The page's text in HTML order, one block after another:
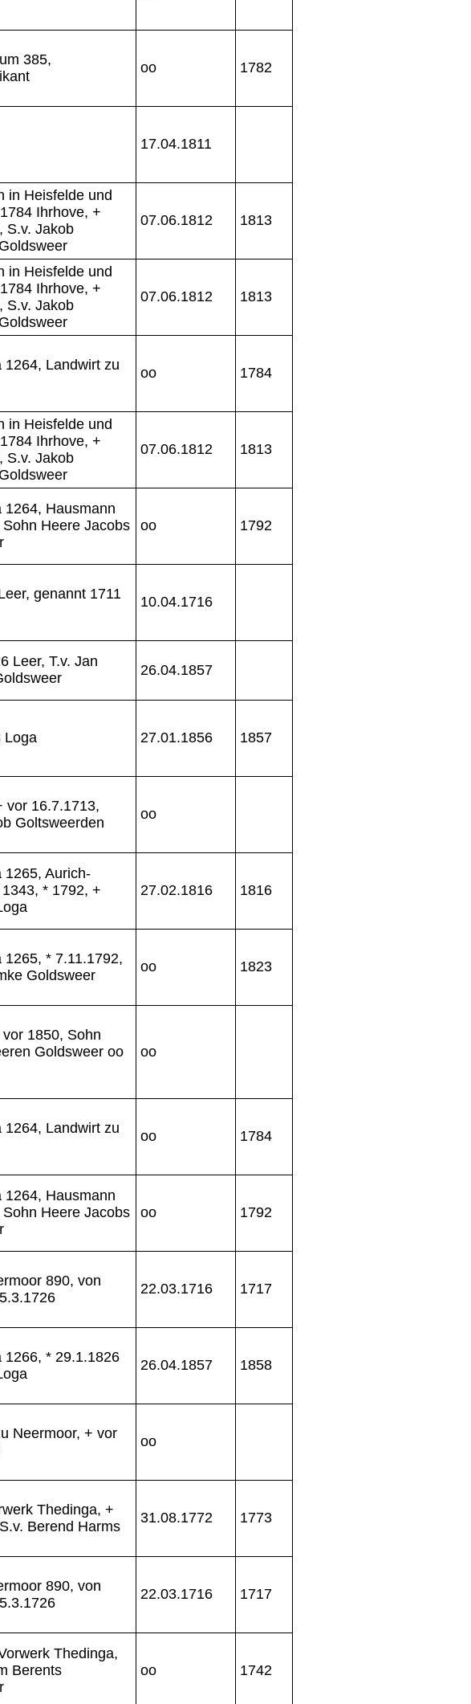
385,
oo 1782
17.04.1811
in Heisfelde und
Ihrhove, +
S.v. Jakob
07.06.1812 1813
in Heisfelde und
Ihrhove, +
S.v. Jakob
07.06.1812 1813
1264, Landwirt zu
oo 1784
in Heisfelde und
Ihrhove, +
S.v. Jakob
07.06.1812 1813
1264, Hausmann
Heere Jacobs
oo 1792
genannt 1711
10.04.1716
Leer, T.v. Jan
26.04.1857
Loga 27.01.1856 1857
vor 16.7.1713,
Goltsweerden
oo
1265, Aurich-
* 1792, +
27.02.1816 1816
1265, * 7.11.1792,
Goldsweer
oo 1823
1850, Sohn
Goldsweer oo
oo
1264, Landwirt zu
oo 1784
1264, Hausmann
Heere Jacobs
oo 1792
890, von
22.03.1716 1717
1266, * 29.1.1826
26.04.1857 1858
Neermoor, + vor
oo
Thedinga, +
Berend Harms
31.08.1772 1773
890, von
22.03.1716 1717
Thedinga,
Berents
oo 1742